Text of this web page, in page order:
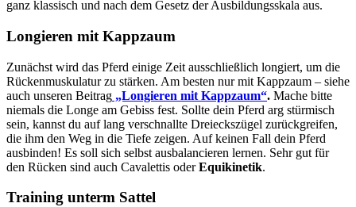
ganz klassisch und nach dem Gesetz der Ausbildungsskala aus.
Longieren mit Kappzaum
Zunächst wird das Pferd einige Zeit ausschließlich longiert, um die
Rückenmuskulatur zu stärken. Am besten nur mit Kappzaum – siehe
auch unseren Beitrag „Longieren mit Kappzaum“. Mache bitte
niemals die Longe am Gebiss fest. Sollte dein Pferd arg stürmisch
sein, kannst du auf lang verschnallte Dreieckszügel zurückgreifen,
die ihm den Weg in die Tiefe zeigen. Auf keinen Fall dein Pferd
ausbinden! Es soll sich selbst ausbalancieren lernen. Sehr gut für
den Rücken sind auch Cavalettis oderEquikinetik.
Training unterm Sattel